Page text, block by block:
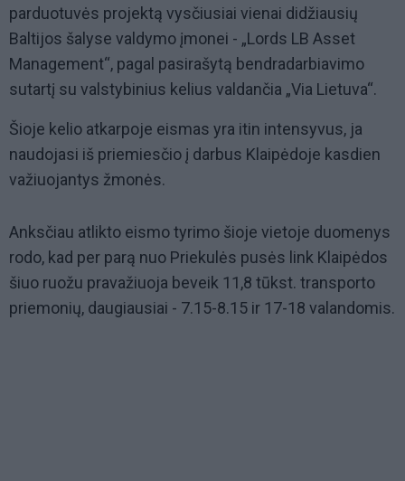
parduotuvės projektą vysčiusiai vienai didžiausių
Baltijos šalyse valdymo įmonei - „Lords LB Asset
Management“, pagal pasirašytą bendradarbiavimo
sutartį su valstybinius kelius valdančia „Via Lietuva“.
Šioje kelio atkarpoje eismas yra itin intensyvus, ja
naudojasi iš priemiesčio į darbus Klaipėdoje kasdien
važiuojantys žmonės.
Anksčiau atlikto eismo tyrimo šioje vietoje duomenys
rodo, kad per parą nuo Priekulės pusės link Klaipėdos
šiuo ruožu pravažiuoja beveik 11,8 tūkst. transporto
priemonių, daugiausiai - 7.15-8.15 ir 17-18 valandomis.